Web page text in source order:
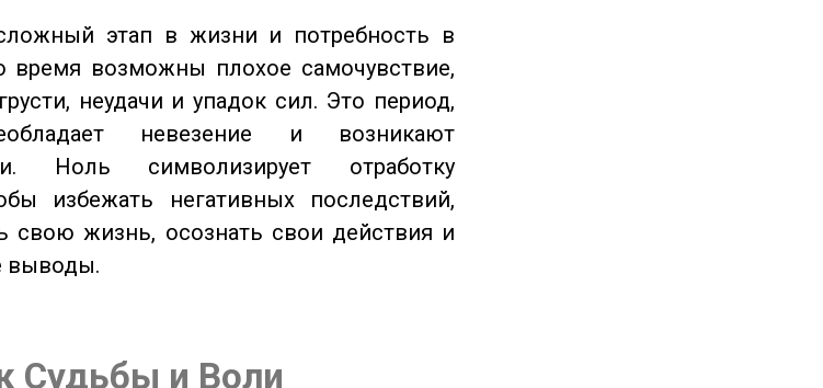
этап в жизни и потребность в
время возможны плохое самочувствие,
неудачи и упадок сил. Это период,
невезение и возникают
Ноль символизирует отработку
избежать негативных последствий,
свою жизнь, осознать свои действия и
выводы.
Судьбы и Воли